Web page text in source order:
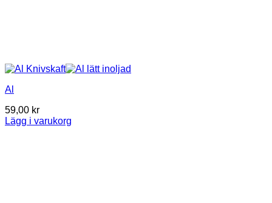
Al
59,00 kr
Lägg i varukorg